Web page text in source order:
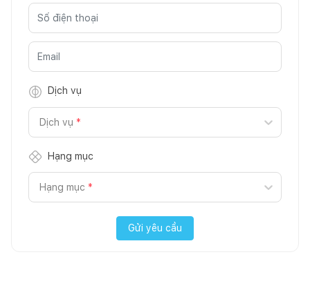
Dịch vụ
Dịch vụ *
Hạng mục
Hạng mục *
Gửi yêu cầu